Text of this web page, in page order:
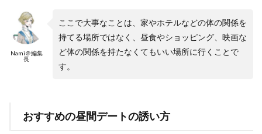
Nami＠編集
長
ここで大事なことは、家やホテルなどの体の関係を
持てる場所ではなく、昼食やショッピング、映画な
ど体の関係を持たなくてもいい場所に行くことで
す。
おすすめの昼間デートの誘い方